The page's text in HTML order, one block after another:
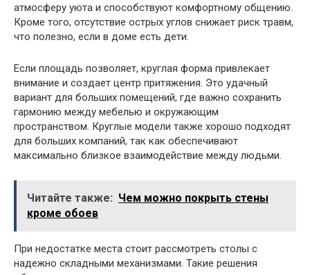
атмосферу уюта и способствуют комфортному общению.
Кроме того, отсутствие острых углов снижает риск травм,
что полезно, если в доме есть дети.
Если площадь позволяет, круглая форма привлекает
внимание и создает центр притяжения. Это удачный
вариант для больших помещений, где важно сохранить
гармонию между мебелью и окружающим
пространством. Круглые модели также хорошо подходят
для больших компаний, так как обеспечивают
максимально близкое взаимодействие между людьми.
Читайте также: Чем можно покрыть стены
кроме обоев
При недостатке места стоит рассмотреть столы с
надежно складными механизмами. Такие решения